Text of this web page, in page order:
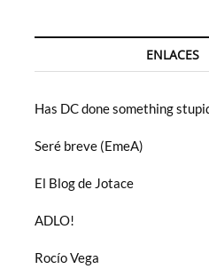
ENLACES
Has DC done something
Seré breve (EmeA)
El Blog de Jotace
ADLO!
Rocío Vega